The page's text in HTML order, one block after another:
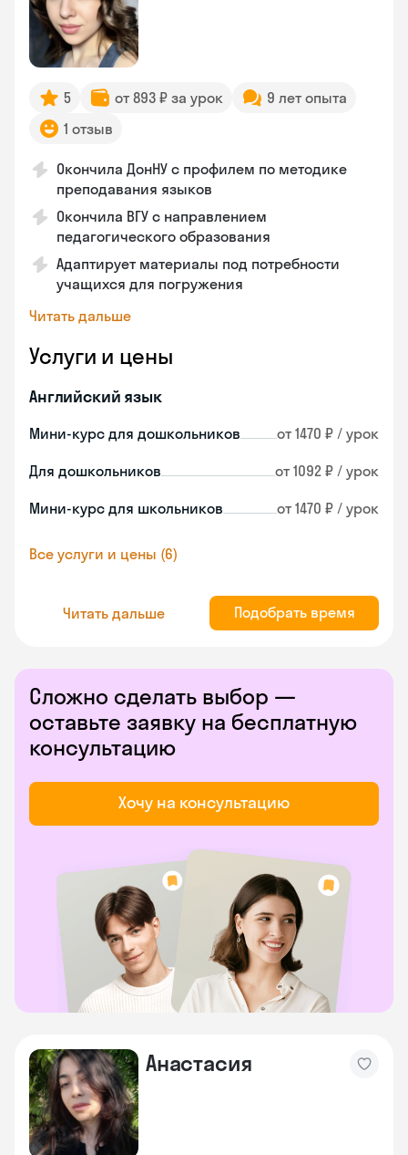
5 от 893 ₽ за урок
9 лет опыта
1 отзыв
Окончила ДонНУ с профилем по методике
преподавания языков
Окончила ВГУ с направлением
педагогического образования
Адаптирует материалы под потребности
учащихся для погружения
Читать дальше
Услуги и цены
Английский язык
Мини-курс для дошкольников от 1470 ₽ / урок
Для дошкольников от 1092 ₽ / урок
Мини-курс для школьников от 1470 ₽ / урок
Все услуги и цены (6)
Читать дальше Подобрать время
Сложно сделать выбор —
оставьте заявку на бесплатную
консультацию
Хочу на консультацию
Анастасия